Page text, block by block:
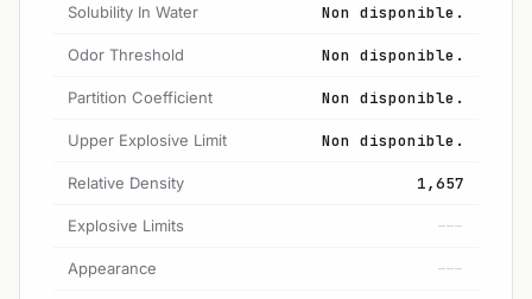
Solubility In Water Non disponible.
Odor Threshold Non disponible.
Partition Coefficient Non disponible.
Upper Explosive Limit Non disponible.
Relative Density 1,657
Explosive Limits ---
Appearance ---